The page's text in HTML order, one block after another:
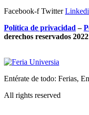
Facebook-f Twitter
Política de privacidad –
derechos reservados
Entérate de todo: Ferias,
All rights reserved